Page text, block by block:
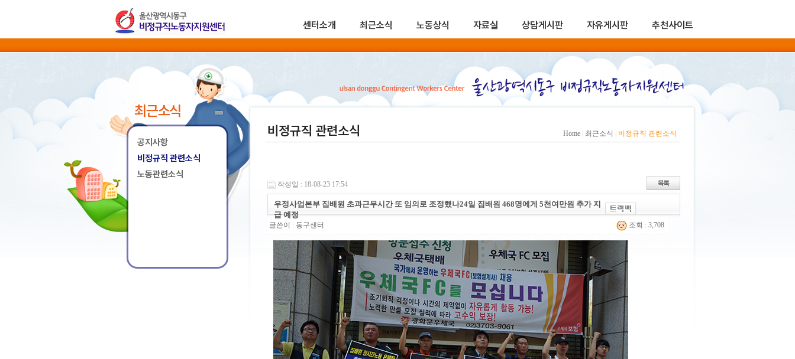
센터소개 최근소식 노동상식 자료실 상담게시판 자유게시판 추천사이트
최근소식
공지사항
비정규직 관련소식
노동관련소식
비정규직 관련소식 Home 최근소식 비정규직 관련소식
작성일 : 18-08-23 17:54
우정사업본부 집배원 초과근무시간 또 임의로 조정했나24일 집배원 468명에게 5천여만원 추가 지
급 예정
글쓴이 : 동구센터 조회 : 3,708